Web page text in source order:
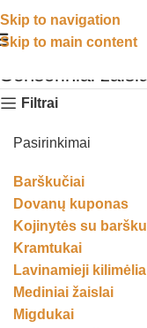
Skip to navigation
Skip to main content
Sensoriniai
Filtrai
Pasirinkimai
Barškučiai
Dovanų kuponas
Kojinytės su
Kramtukai
Lavinamieji
Mediniai žaislai
Migdukai